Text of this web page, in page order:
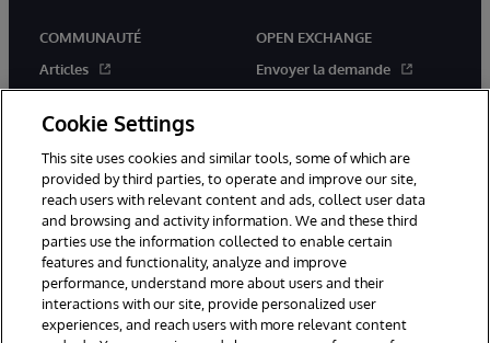
COMMUNAUTÉ
Articles
Événements
Membres
Bonnes pratiques
OPEN EXCHANGE
Envoyer la demande
Nouveautés
Cookie Settings
This site uses cookies and similar tools, some of which are
provided by third parties, to operate and improve our site,
reach users with relevant content and ads, collect user data
and browsing and activity information. We and these third
parties use the information collected to enable certain
features and functionality, analyze and improve
performance, understand more about users and their
interactions with our site, provide personalized user
experiences, and reach users with more relevant content